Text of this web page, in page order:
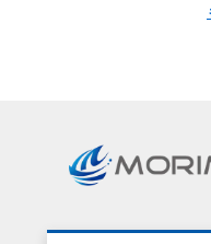
求
を
る